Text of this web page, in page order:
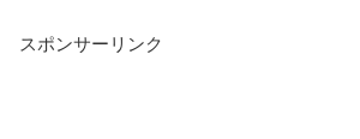
スポンサーリンク